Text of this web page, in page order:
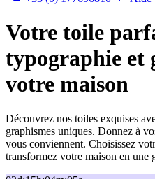
Votre toile
typographie et
votre maison
Découvrez nos toiles exquises
graphismes uniques. Donnez à
vous conviennent. Choisissez
transformez votre maison en une